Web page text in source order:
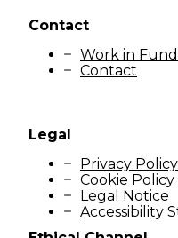
Contact
Work in
Contact
Legal
Privacy Policy
Cookie Policy
Legal Notice
Accessibility